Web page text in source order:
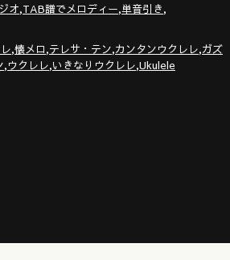
オ,TAB譜でメロディー,単音引き,
,懐メロ,テレサ・テン,カンタンウクレレ,ガズ
,ウクレレ,いきなりウクレレ,Ukulele